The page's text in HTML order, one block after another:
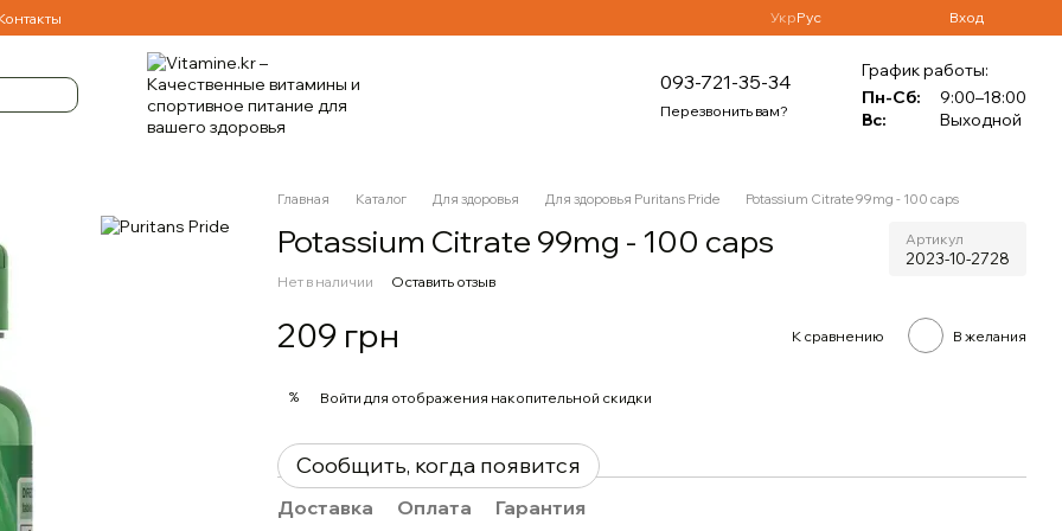
УкрРус Вход
093-721-35-34
Перезвонить вам?
График работы:
Пн-Сб:
9:00–18:00
Вс:
Выходной
Главная Каталог Для здоровья Для здоровья Puritans Pride Potassium Citrate 99mg - 100 caps
Potassium Citrate 99mg - 100 caps Артикул
2023-10-2728
Нет в наличии Оставить отзыв
209 грн К сравнению В желания
% Войти для отображения накопительной скидки
Сообщить, когда появится
Доставка Оплата Гарантия